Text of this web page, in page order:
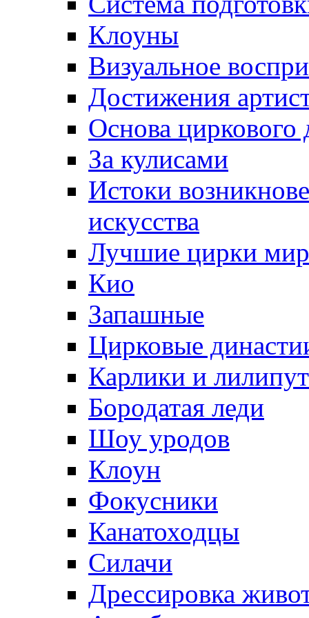
Клоуны
Визуальное
Достижения
Основа циркового
За кулисами
Истоки
искусства
Лучшие цирки
Кио
Запашные
Цирковые
Карлики и
Бородатая леди
Шоу уродов
Клоун
Фокусники
Канатоходцы
Силачи
Дрессировка